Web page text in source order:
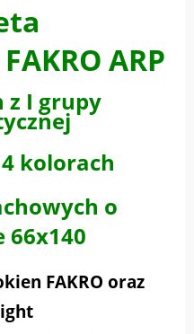
ARP
z I grupy
kolorach
o
FAKRO oraz